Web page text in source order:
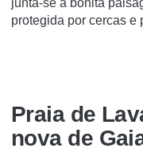
protegida por cercas e
Praia de
nova de